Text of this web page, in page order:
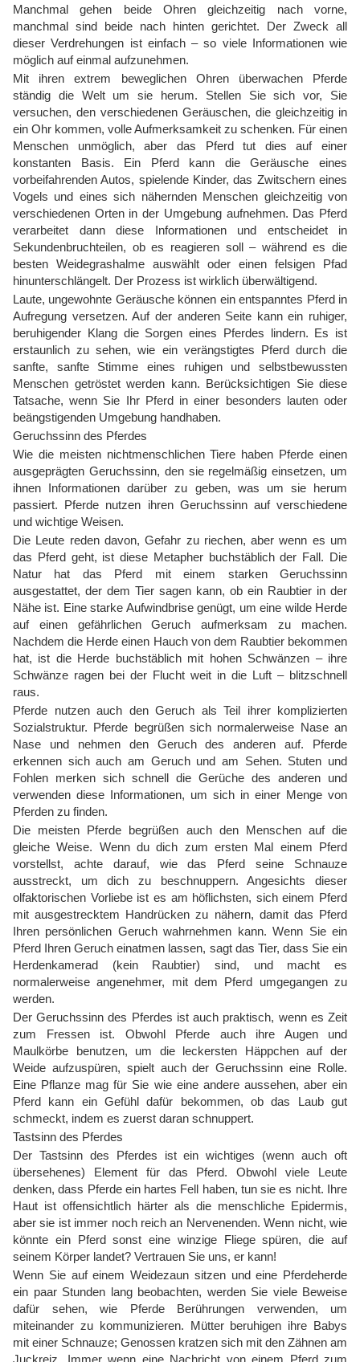
Manchmal gehen beide Ohren gleichzeitig nach vorne,
manchmal sind beide nach hinten gerichtet. Der Zweck all
dieser Verdrehungen ist einfach – so viele Informationen wie
möglich auf einmal aufzunehmen.
Mit ihren extrem beweglichen Ohren überwachen Pferde
ständig die Welt um sie herum. Stellen Sie sich vor, Sie
versuchen, den verschiedenen Geräuschen, die gleichzeitig in
ein Ohr kommen, volle Aufmerksamkeit zu schenken. Für einen
Menschen unmöglich, aber das Pferd tut dies auf einer
konstanten Basis. Ein Pferd kann die Geräusche eines
vorbeifahrenden Autos, spielende Kinder, das Zwitschern eines
Vogels und eines sich nähernden Menschen gleichzeitig von
verschiedenen Orten in der Umgebung aufnehmen. Das Pferd
verarbeitet dann diese Informationen und entscheidet in
Sekundenbruchteilen, ob es reagieren soll – während es die
besten Weidegrashalme auswählt oder einen felsigen Pfad
hinunterschlängelt. Der Prozess ist wirklich überwältigend.
Laute, ungewohnte Geräusche können ein entspanntes Pferd in
Aufregung versetzen. Auf der anderen Seite kann ein ruhiger,
beruhigender Klang die Sorgen eines Pferdes lindern. Es ist
erstaunlich zu sehen, wie ein verängstigtes Pferd durch die
sanfte, sanfte Stimme eines ruhigen und selbstbewussten
Menschen getröstet werden kann. Berücksichtigen Sie diese
Tatsache, wenn Sie Ihr Pferd in einer besonders lauten oder
beängstigenden Umgebung handhaben.
Geruchssinn des Pferdes
Wie die meisten nichtmenschlichen Tiere haben Pferde einen
ausgeprägten Geruchssinn, den sie regelmäßig einsetzen, um
ihnen Informationen darüber zu geben, was um sie herum
passiert. Pferde nutzen ihren Geruchssinn auf verschiedene
und wichtige Weisen.
Die Leute reden davon, Gefahr zu riechen, aber wenn es um
das Pferd geht, ist diese Metapher buchstäblich der Fall. Die
Natur hat das Pferd mit einem starken Geruchssinn
ausgestattet, der dem Tier sagen kann, ob ein Raubtier in der
Nähe ist. Eine starke Aufwindbrise genügt, um eine wilde Herde
auf einen gefährlichen Geruch aufmerksam zu machen.
Nachdem die Herde einen Hauch von dem Raubtier bekommen
hat, ist die Herde buchstäblich mit hohen Schwänzen – ihre
Schwänze ragen bei der Flucht weit in die Luft – blitzschnell
raus.
Pferde nutzen auch den Geruch als Teil ihrer komplizierten
Sozialstruktur. Pferde begrüßen sich normalerweise Nase an
Nase und nehmen den Geruch des anderen auf. Pferde
erkennen sich auch am Geruch und am Sehen. Stuten und
Fohlen merken sich schnell die Gerüche des anderen und
verwenden diese Informationen, um sich in einer Menge von
Pferden zu finden.
Die meisten Pferde begrüßen auch den Menschen auf die
gleiche Weise. Wenn du dich zum ersten Mal einem Pferd
vorstellst, achte darauf, wie das Pferd seine Schnauze
ausstreckt, um dich zu beschnuppern. Angesichts dieser
olfaktorischen Vorliebe ist es am höflichsten, sich einem Pferd
mit ausgestrecktem Handrücken zu nähern, damit das Pferd
Ihren persönlichen Geruch wahrnehmen kann. Wenn Sie ein
Pferd Ihren Geruch einatmen lassen, sagt das Tier, dass Sie ein
Herdenkamerad (kein Raubtier) sind, und macht es
normalerweise angenehmer, mit dem Pferd umgegangen zu
werden.
Der Geruchssinn des Pferdes ist auch praktisch, wenn es Zeit
zum Fressen ist. Obwohl Pferde auch ihre Augen und
Maulkörbe benutzen, um die leckersten Häppchen auf der
Weide aufzuspüren, spielt auch der Geruchssinn eine Rolle.
Eine Pflanze mag für Sie wie eine andere aussehen, aber ein
Pferd kann ein Gefühl dafür bekommen, ob das Laub gut
schmeckt, indem es zuerst daran schnuppert.
Tastsinn des Pferdes
Der Tastsinn des Pferdes ist ein wichtiges (wenn auch oft
übersehenes) Element für das Pferd. Obwohl viele Leute
denken, dass Pferde ein hartes Fell haben, tun sie es nicht. Ihre
Haut ist offensichtlich härter als die menschliche Epidermis,
aber sie ist immer noch reich an Nervenenden. Wenn nicht, wie
könnte ein Pferd sonst eine winzige Fliege spüren, die auf
seinem Körper landet? Vertrauen Sie uns, er kann!
Wenn Sie auf einem Weidezaun sitzen und eine Pferdeherde
ein paar Stunden lang beobachten, werden Sie viele Beweise
dafür sehen, wie Pferde Berührungen verwenden, um
miteinander zu kommunizieren. Mütter beruhigen ihre Babys
mit einer Schnauze; Genossen kratzen sich mit den Zähnen am
Juckreiz. Immer wenn eine Nachricht von einem Pferd zum